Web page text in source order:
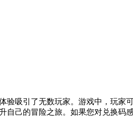
验吸引了无数玩家。游戏中，玩家
自己的冒险之旅。如果您对兑换码